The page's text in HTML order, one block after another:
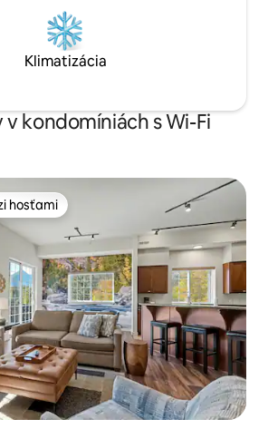
Klimatizácia
v kondomíniách s Wi-Fi
hosťami
hosťami